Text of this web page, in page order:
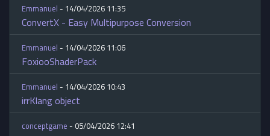
Emmanuel- 14/04/2026 11:35
ConvertX - Easy Multipurpose Conversion
Emmanuel- 14/04/2026 11:06
FoxiooShaderPack
Emmanuel- 14/04/2026 10:43
irrKlang object
conceptgame- 05/04/2026 12:41